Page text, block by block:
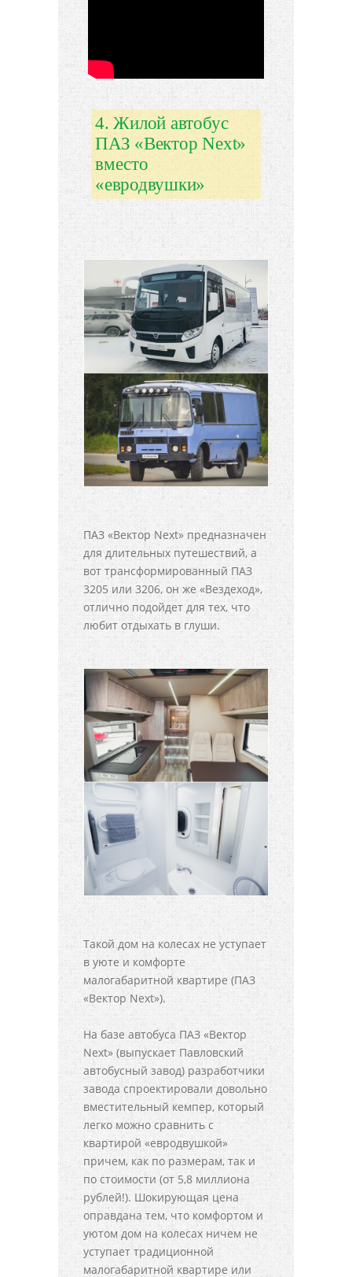
4. Жилой автобус
ПАЗ «Вектор Next»
вместо
«евродвушки»
ПАЗ «Вектор Next» предназначен
для длительных путешествий, а
вот трансформированный ПАЗ
3205 или 3206, он же «Вездеход»,
отлично подойдет для тех, что
любит отдыхать в глуши.
Такой дом на колесах не уступает
в уюте и комфорте
малогабаритной квартире (ПАЗ
«Вектор Next»).
На базе автобуса ПАЗ «Вектор
Next» (выпускает Павловский
автобусный завод) разработчики
завода спроектировали довольно
вместительный кемпер, который
легко можно сравнить с
квартирой «евродвушкой»
причем, как по размерам, так и
по стоимости (от 5,8 миллиона
рублей!). Шокирующая цена
оправдана тем, что комфортом и
уютом дом на колесах ничем не
уступает традиционной
малогабаритной квартире или